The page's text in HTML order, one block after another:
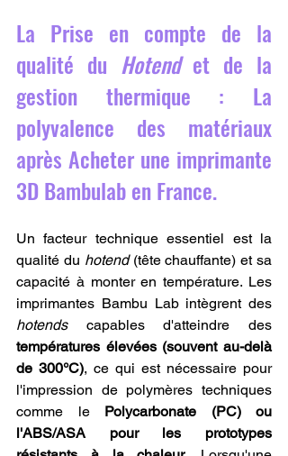
La Prise en compte de la
qualité du Hotend et de la
gestion thermique : La
polyvalence des matériaux
après Acheter une imprimante
3D Bambulab en France.
Un facteur technique essentiel est la
qualité du hotend (tête chauffante) et sa
capacité à monter en température. Les
hotends
températures élevées (souvent au-delà
de 300°C), ce qui est nécessaire pour
l'impression de polymères techniques
comme le Polycarbonate (PC) ou
l'ABS/ASA pour les prototypes